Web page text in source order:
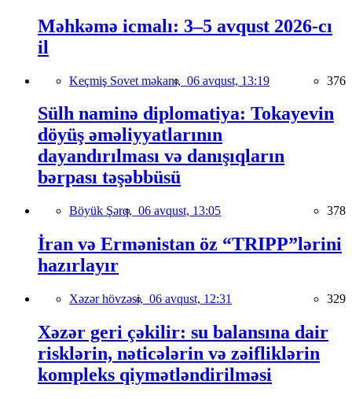
Məhkəmə icmalı: 3–5 avqust 2026-cı
il
Keçmiş Sovet məkanı, 06 avqust, 13:19 376
Sülh naminə diplomatiya: Tokayevin
döyüş əməliyyatlarının
dayandırılması və danışıqların
bərpası təşəbbüsü
Böyük Şərq, 06 avqust, 13:05 378
İran və Ermənistan öz “TRIPP”lərini
hazırlayır
Xəzər hövzəsi, 06 avqust, 12:31 329
Xəzər geri çəkilir: su balansına dair
risklərin, nəticələrin və zəifliklərin
kompleks qiymətləndirilməsi